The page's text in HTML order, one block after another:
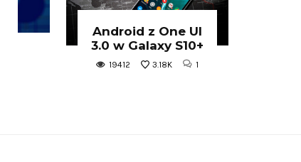
Android z One UI
3.0 w Galaxy S10+
19412 3.18K 1